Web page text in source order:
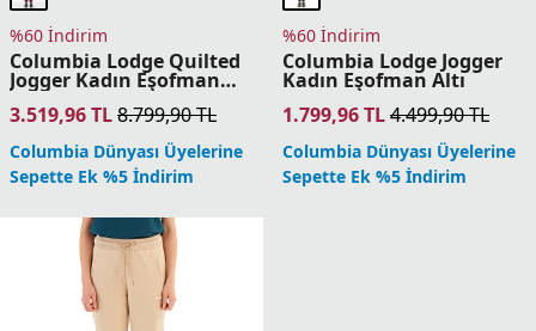
%60 İndirim
Columbia Lodge Quilted
Jogger Kadın Eşofman
Altı
3.519,96TL8.799,90TL
Columbia Dünyası Üyelerine
Sepette Ek %5 İndirim
%60 İndirim
Columbia Lodge Jogger
Kadın Eşofman Altı
1.799,96TL4.499,90TL
Columbia Dünyası Üyelerine
Sepette Ek %5 İndirim